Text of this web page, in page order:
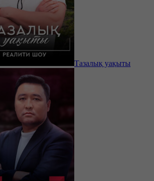
Тазалық уақыты